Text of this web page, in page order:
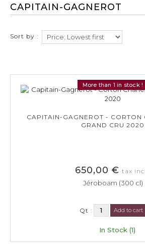
CAPITAIN-GAGNEROT
Sort by :
More than 1 in stock !
CAPITAIN-GAGNEROT - CORTON
GRAND CRU 2020
650,00 € tax incl.
Jéroboam (300 cl)
Qt : Add to cart
In Stock (1)